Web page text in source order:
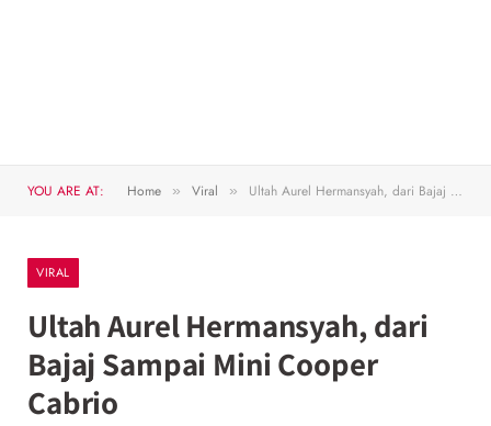
YOU ARE AT: Home » Viral » Ultah Aurel Hermansyah, dari Bajaj Sampai Mini Cooper Cabrio
VIRAL
Ultah Aurel Hermansyah, dari
Bajaj Sampai Mini Cooper
Cabrio